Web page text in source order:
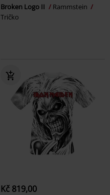
Broken Logo II
Rammstein
Tričko
Kč 819,00